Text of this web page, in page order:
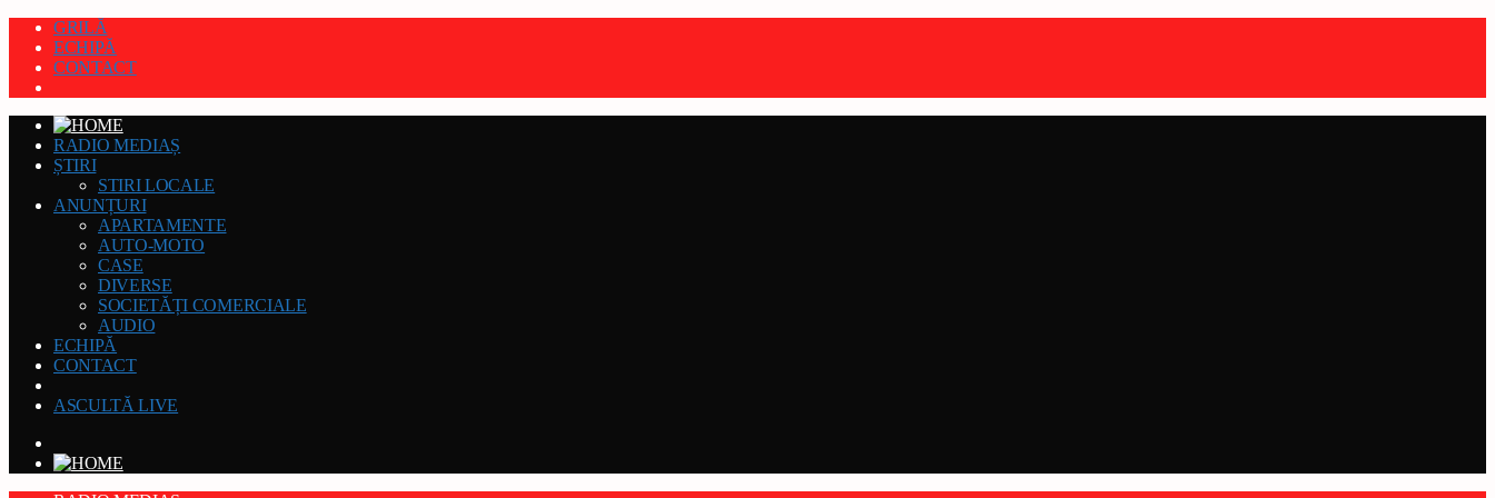
GRILĂ
ECHIPĂ
CONTACT
RADIO MEDIAȘ
ȘTIRI
STIRI LOCALE
ANUNȚURI
APARTAMENTE
AUTO-MOTO
CASE
DIVERSE
SOCIETĂȚI COMERCIALE
AUDIO
ECHIPĂ
CONTACT
ASCULTĂ LIVE